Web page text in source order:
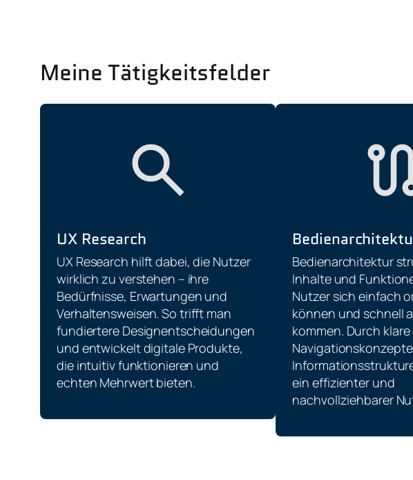
Meine Tätigkeitsfelder
UX Research
UX Research hilft dabei, die Nutzer
wirklich zu verstehen – ihre
Bedürfnisse, Erwartungen und
Verhaltensweisen. So trifft man
fundiertere Designentscheidungen
und entwickelt digitale Produkte,
die intuitiv funktionieren und
echten Mehrwert bieten.
Bedienarchitektur
Inhalte und
Nutzer sich einfach
können und schnell
kommen. Durch klare
ein effizienter und
nachvollziehbarer